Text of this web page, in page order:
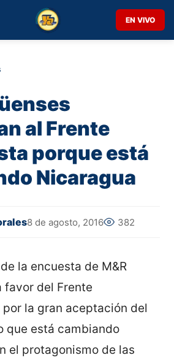
EN VIVO
al Frente
porque está
Nicaragua
8 de agosto, 2016 382
la encuesta de M&R
favor del Frente
por la gran aceptación del
que está cambiando
el protagonismo de las